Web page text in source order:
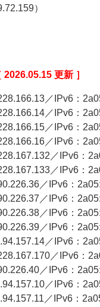
）
2026.05.15 更新 ］
／IPv6：
／IPv6：
／IPv6：
／IPv6：
／IPv6：
／IPv6：
／IPv6：
／IPv6：
／IPv6：
／IPv6：
／IPv6：
／IPv6：
／IPv6：
／IPv6：
／IPv6：